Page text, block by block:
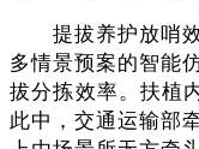
提拔养护放哨效
多情景预案的智能
拔分拣效率。扶植
此中，交通运输部